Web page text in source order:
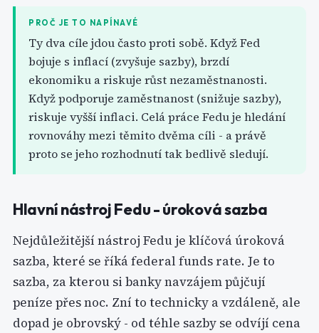
PROČ JE TO NAPÍNAVÉ
Ty dva cíle jdou často proti sobě. Když Fed
bojuje s inflací (zvyšuje sazby), brzdí
ekonomiku a riskuje růst nezaměstnanosti.
Když podporuje zaměstnanost (snižuje sazby),
riskuje vyšší inflaci. Celá práce Fedu je hledání
rovnováhy mezi těmito dvěma cíli - a právě
proto se jeho rozhodnutí tak bedlivě sledují.
Hlavní nástroj Fedu - úroková sazba
Nejdůležitější nástroj Fedu je klíčová úroková
sazba, které se říká federal funds rate. Je to
sazba, za kterou si banky navzájem půjčují
peníze přes noc. Zní to technicky a vzdáleně, ale
dopad je obrovský - od téhle sazby se odvíjí cena